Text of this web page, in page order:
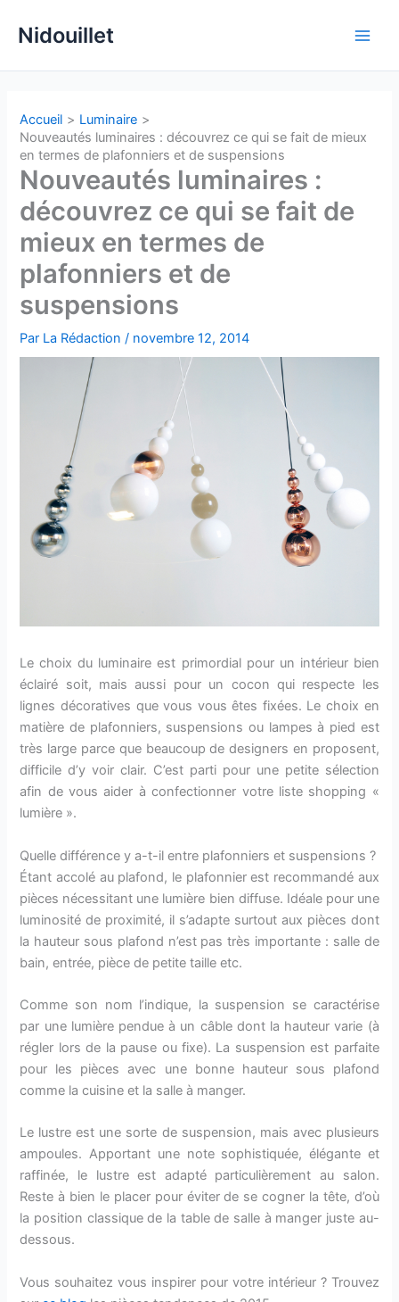
Nidouillet
Accueil
Luminaire
Nouveautés luminaires : découvrez ce qui se fait de mieux
en termes de plafonniers et de suspensions
Nouveautés luminaires :
découvrez ce qui se fait de
mieux en termes de
plafonniers et de
suspensions
Par La Rédaction/ novembre 12, 2014
Le choix du luminaire est primordial pour un intérieur bien
éclairé soit, mais aussi pour un cocon qui respecte les
lignes décoratives que vous vous êtes fixées. Le choix en
matière de plafonniers, suspensions ou lampes à pied est
très large parce que beaucoup de designers en proposent,
difficile d’y voir clair. C’est parti pour une petite sélection
afin de vous aider à confectionner votre liste shopping «
lumière ».
Quelle différence y a-t-il entre plafonniers et suspensions ?
Étant accolé au plafond, le plafonnier est recommandé aux
pièces nécessitant une lumière bien diffuse. Idéale pour une
luminosité de proximité, il s’adapte surtout aux pièces dont
la hauteur sous plafond n’est pas très importante : salle de
bain, entrée, pièce de petite taille etc.
Comme son nom l’indique, la suspension se caractérise
par une lumière pendue à un câble dont la hauteur varie (à
régler lors de la pause ou fixe). La suspension est parfaite
pour les pièces avec une bonne hauteur sous plafond
comme la cuisine et la salle à manger.
Le lustre est une sorte de suspension, mais avec plusieurs
ampoules. Apportant une note sophistiquée, élégante et
raffinée, le lustre est adapté particulièrement au salon.
Reste à bien le placer pour éviter de se cogner la tête, d’où
la position classique de la table de salle à manger juste au-
dessous.
Vous souhaitez vous inspirer pour votre intérieur ? Trouvez